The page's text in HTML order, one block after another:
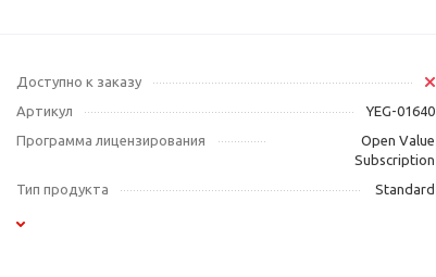
Доступно к заказу
Артикул
YEG-01640
Программа лицензирования
Open Value
Subscription
Тип продукта
Standard